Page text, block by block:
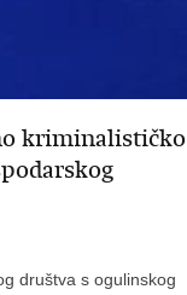
kriminalističko
društva s ogulinskog